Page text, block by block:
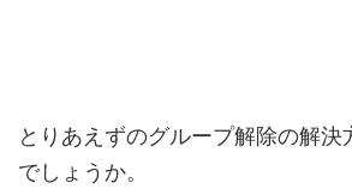
とりあえずのグループ解除の解決
でしょうか。